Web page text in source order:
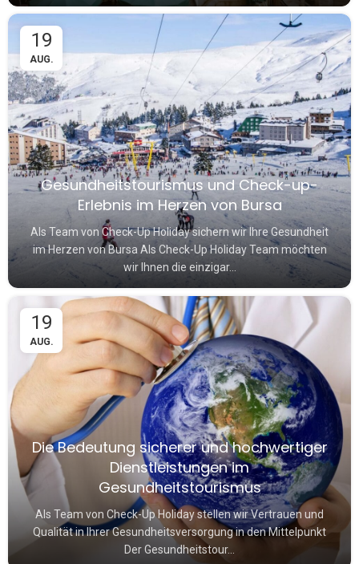
19
AUG.
Gesundheitstourismus und Check-up-
Erlebnis im Herzen von Bursa
Als Team von Check-Up Holiday sichern wir Ihre Gesundheit
im Herzen von Bursa Als Check-Up Holiday Team möchten
wir Ihnen die einzigar...
19
AUG.
Die Bedeutung sicherer und hochwertiger
Dienstleistungen im
Gesundheitstourismus
Als Team von Check-Up Holiday stellen wir Vertrauen und
Qualität in Ihrer Gesundheitsversorgung in den Mittelpunkt
Der Gesundheitstour...